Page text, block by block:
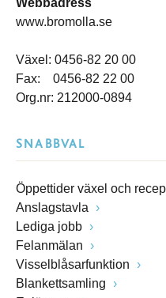
Webbadress
www.bromolla.se
Växel: 0456-82 20 00
Fax: 0456-82 22 00
Org.nr: 212000-0894
SNABBVAL
Öppettider växel och
Anslagstavla
Lediga jobb
Felanmälan
Visselblåsarfunktion
Blankettsamling